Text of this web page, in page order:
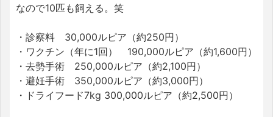
なので10匹も飼える。笑
・診察料 30,000ルピア（約250円）
・ワクチン（年に1回） 190,000ルピア（約1,600円）
・去勢手術 250,000ルピア（約2,100円）
・避妊手術 350,000ルピア（約3,000円）
・ドライフード7kg 300,000ルピア（約2,500円）